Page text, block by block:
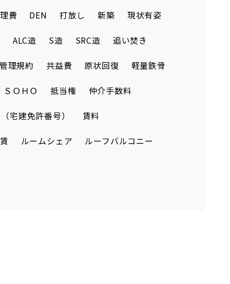
費 DEN 打放し 新築 現状有姿
ALC造 S造 SRC造 追い焚き
理規約 共益費 原状回復 軽量鉄骨
ＳＯＨＯ 抵当権 仲介手数料
宅建免許番号） 賃料
ルームシェア ルーフバルコニー